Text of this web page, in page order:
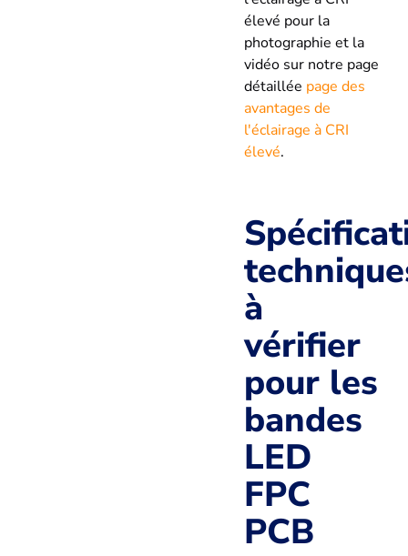
élevé pour la
photographie et la
vidéo sur notre page
détaillée page des
avantages de
l'éclairage à CRI
élevé.
à
vérifier
pour les
bandes
LED
FPC
PCB